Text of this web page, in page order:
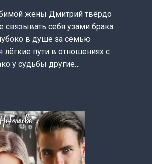
жены Дмитрий твёрдо
себя узами брака.
в душе за семью
пути в отношениях с
у судьбы другие…